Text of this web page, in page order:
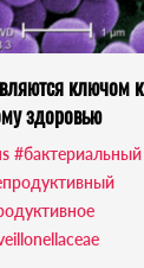
ключом к
здоровью
#бактериальный